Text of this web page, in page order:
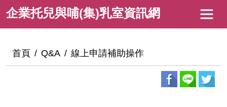
到企
業
托
兒
企業托兒與哺(集)乳室資訊網
:::
首頁 Q&A 線上申請補助操作